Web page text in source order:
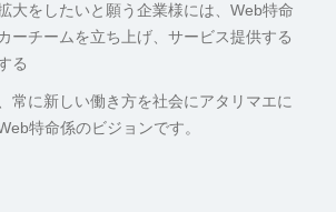
大をしたいと願う企業様には、Web特命
ーチームを立ち上げ、サービス提供する
る
常に新しい働き方を社会にアタリマエに
特命係のビジョンです。